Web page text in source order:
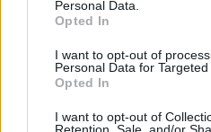
Personal Data.
Opted In
I want to opt-out of
Personal Data for Targeted
Opted In
I want to opt-out of
Λάκη Χαλκιά - Τραγική